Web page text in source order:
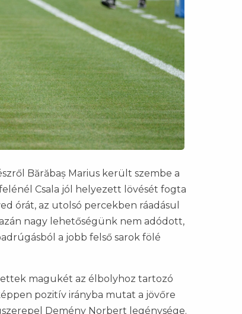
Bărăbaș Marius került szembe a
Csala jól helyezett lövését fogta
órát, az utolsó percekben ráadásul
nagy lehetőségünk nem adódott,
a jobb felső sarok fölé
magukét az élbolyhoz tartozó
pozitív irányba mutat a jövőre
Demény Norbert legénysége.